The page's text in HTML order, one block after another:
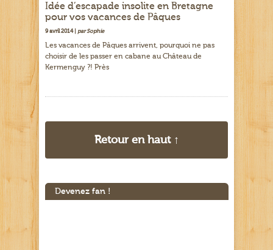
Idée d’escapade insolite en Bretagne
pour vos vacances de Pâques
9 avril 2014 | par Sophie
Les vacances de Pâques arrivent, pourquoi ne pas
choisir de les passer en cabane au Château de
Kermenguy ?! Près
Retour en haut ↑
Devenez fan !